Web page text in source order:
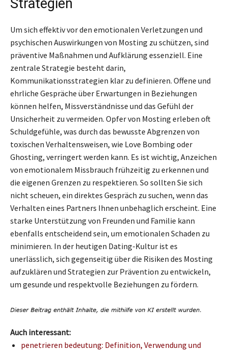
Strategien
Um sich effektiv vor den emotionalen Verletzungen und
psychischen Auswirkungen von Mosting zu schützen, sind
präventive Maßnahmen und Aufklärung essenziell. Eine
zentrale Strategie besteht darin,
Kommunikationsstrategien klar zu definieren. Offene und
ehrliche Gespräche über Erwartungen in Beziehungen
können helfen, Missverständnisse und das Gefühl der
Unsicherheit zu vermeiden. Opfer von Mosting erleben oft
Schuldgefühle, was durch das bewusste Abgrenzen von
toxischen Verhaltensweisen, wie Love Bombing oder
Ghosting, verringert werden kann. Es ist wichtig, Anzeichen
von emotionalem Missbrauch frühzeitig zu erkennen und
die eigenen Grenzen zu respektieren. So sollten Sie sich
nicht scheuen, ein direktes Gespräch zu suchen, wenn das
Verhalten eines Partners Ihnen unbehaglich erscheint. Eine
starke Unterstützung von Freunden und Familie kann
ebenfalls entscheidend sein, um emotionalen Schaden zu
minimieren. In der heutigen Dating-Kultur ist es
unerlässlich, sich gegenseitig über die Risiken des Mosting
aufzuklären und Strategien zur Prävention zu entwickeln,
um gesunde und respektvolle Beziehungen zu fördern.
Auch interessant:
penetrieren bedeutung: Definition, Verwendung und